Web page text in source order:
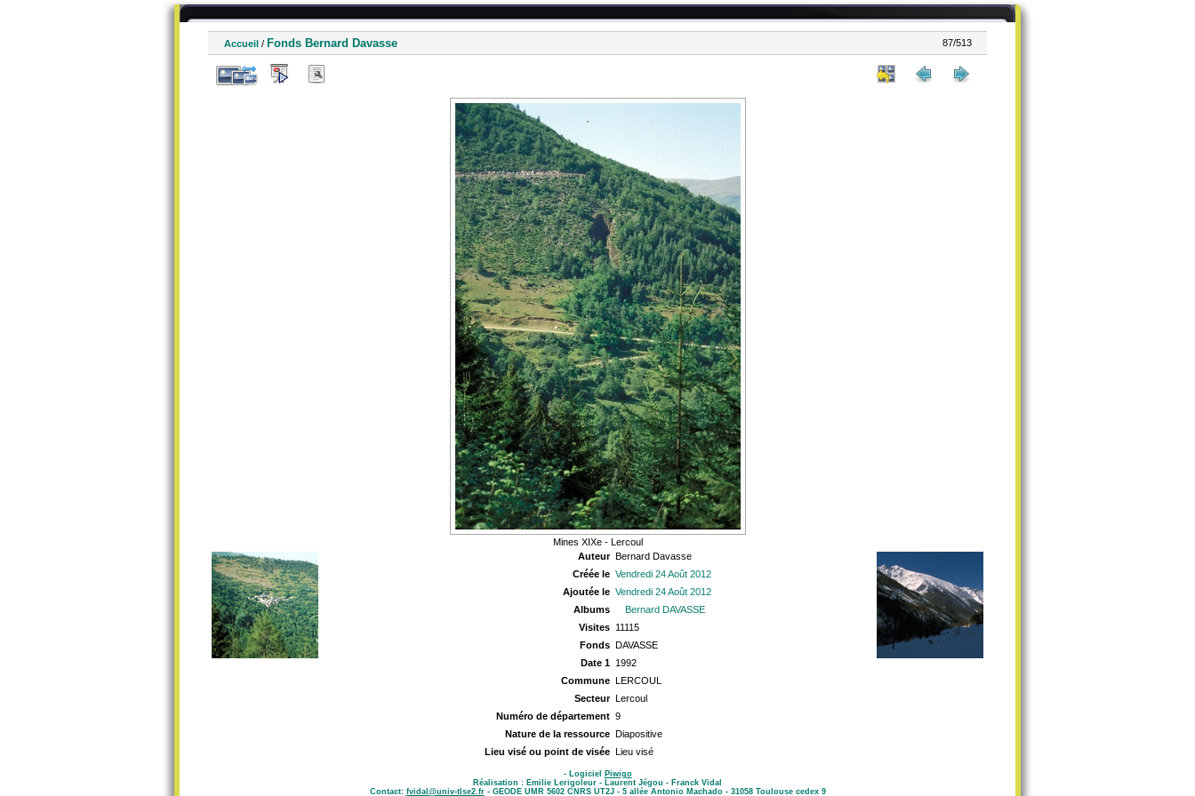
Accueil / Fonds Bernard Davasse 87/513
Mines XIXe - Lercoul
Auteur Bernard Davasse
Créée le Vendredi 24 Août 2012
Ajoutée le Vendredi 24 Août 2012
Albums
Bernard DAVASSE
Visites 11115
Fonds DAVASSE
Date 1 1992
Commune LERCOUL
Secteur Lercoul
Numéro de département 9
Nature de la ressource Diapositive
Lieu visé ou point de visée Lieu visé
- Logiciel
Piwigo
Réalisation : Emilie Lerigoleur - Laurent Jégou - Franck Vidal
Contact: fvidal@univ-tlse2.fr- GEODE UMR 5602 CNRS UT2J - 5 allée Antonio Machado - 31058 Toulouse cedex 9